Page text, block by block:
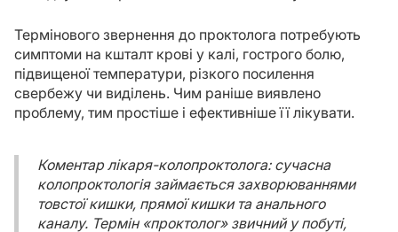
Термінового звернення до проктолога потребують
симптоми на кшталт крові у калі, гострого болю,
підвищеної температури, різкого посилення
свербежу чи виділень. Чим раніше виявлено
проблему, тим простіше і ефективніше її лікувати.
Коментар лікаря-колопроктолога: сучасна
колопроктологія займається захворюваннями
товстої кишки, прямої кишки та анального
каналу. Термін «проктолог» звичний у побуті,